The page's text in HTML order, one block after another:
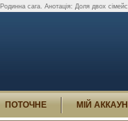
сага. Анотація: Доля двох
ПОТОЧНЕ МІЙ